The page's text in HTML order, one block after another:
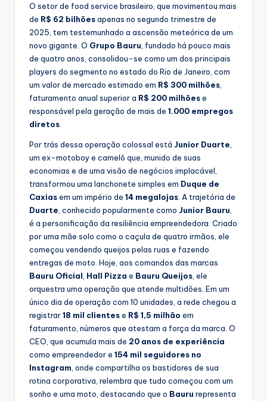
O setor de food service brasileiro, que movimentou mais
de R$ 62 bilhõesapenas no segundo trimestre de
2025, tem testemunhado a ascensão meteórica de um
novo gigante. O Grupo Bauru , fundado há pouco mais
de quatro anos, consolidou-se como um dos principais
players do segmento no estado do Rio de Janeiro, com
um valor de mercado estimado em R$ 300 milhões
faturamento anual superior a R$ 200 milhõese
responsável pela geração de mais de 1.000 empregos
diretos
Por trás dessa operação colossal está Junior Duarte
um ex-motoboy e camelô que, munido de suas
economias e de uma visão de negócios implacável,
transformou uma lanchonete simples em Duque de
Caxiasem um império de 14 megalojas . A trajetória de
Duarte , conhecido popularmente como Junior Bauru
é a personificação da resiliência empreendedora. Criado
por uma mãe solo como o caçula de quatro irmãos, ele
começou vendendo queijos pelas ruas e fazendo
entregas de moto. Hoje, aos comandos das marcas
Bauru Oficial Hall Pizza e Bauru Queijos , ele
orquestra uma operação que atende multidões. Em um
único dia de operação com 10 unidades, a rede chegou a
registrar18 mil clientese R$ 1,5 milhão em
faturamento, números que atestam a força da marca. O
CEO, que acumula mais de 20 anos de experiência
como empreendedor e 154 mil seguidores no
Instagram , onde compartilha os bastidores de sua
rotina corporativa, relembra que tudo começou com um
sonho e uma moto, destacando que o Bauru representa